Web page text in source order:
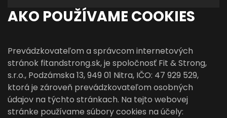
AKO POUŽÍVAME COOKIES
Prevádzkovateľom a správcom internetových
stránok fitandstrong.sk, je spoločnosť Fit & Strong,
s.r.o., Podzámska 13, 949 01 Nitra, IČO: 47 929 529,
ktorá je zároveň prevádzkovateľom osobných
údajov na týchto stránkach. Na tejto webovej
stránke používame súbory cookies na účely: